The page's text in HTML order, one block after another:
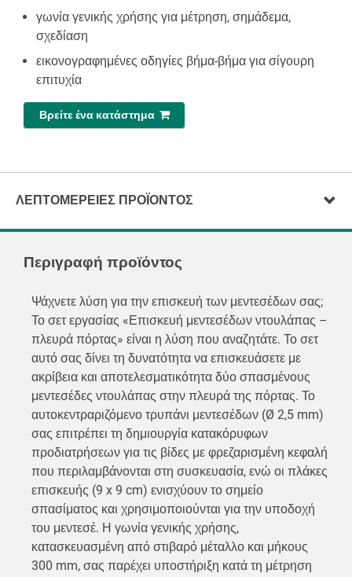
γωνία γενικής χρήσης για μέτρηση, σημάδεμα,
σχεδίαση
εικονογραφημένες οδηγίες βήμα-βήμα για σίγουρη
επιτυχία
Βρείτε ένα κατάστημα
ΛΕΠΤΟΜΈΡΕΙΕΣ ΠΡΟΪΌΝΤΟΣ
Περιγραφή προϊόντος
Ψάχνετε λύση για την επισκευή των μεντεσέδων σας;
Το σετ εργασίας «Επισκευή μεντεσέδων ντουλάπας –
πλευρά πόρτας» είναι η λύση που αναζητάτε. Το σετ
αυτό σας δίνει τη δυνατότητα να επισκευάσετε με
ακρίβεια και αποτελεσματικότητα δύο σπασμένους
μεντεσέδες ντουλάπας στην πλευρά της πόρτας. Το
αυτοκεντραριζόμενο τρυπάνι μεντεσέδων (Ø 2,5 mm)
σας επιτρέπει τη δημιουργία κατακόρυφων
προδιατρήσεων για τις βίδες με φρεζαρισμένη κεφαλή
που περιλαμβάνονται στη συσκευασία, ενώ οι πλάκες
επισκευής (9 x 9 cm) ενισχύουν το σημείο
σπασίματος και χρησιμοποιούνται για την υποδοχή
του μεντεσέ. Η γωνία γενικής χρήσης,
κατασκευασμένη από στιβαρό μέταλλο και μήκους
300 mm, σας παρέχει υποστήριξη κατά τη μέτρηση